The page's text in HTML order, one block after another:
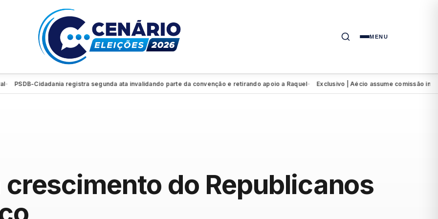
MENU
Cidadania registra segunda ata invalidando parte da convenção e retirando apoio a Raquel ● Exclusivo | Aécio assume comissão
do Republicanos